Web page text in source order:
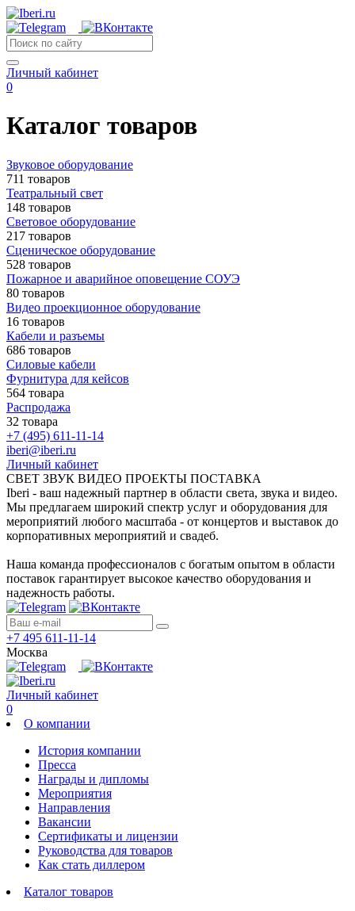
Личный кабинет
0
Каталог товаров
Звуковое оборудование
711 товаров
Театральный свет
148 товаров
Световое оборудование
217 товаров
Сценическое оборудование
528 товаров
Пожарное и аварийное оповещение СОУЭ
80 товаров
Видео проекционное оборудование
16 товаров
Кабели и разъемы
686 товаров
Силовые кабели
Фурнитура для кейсов
564 товара
Распродажа
32 товара
+7 (495) 611-11-14
iberi@iberi.ru
Личный кабинет
СВЕТ ЗВУК ВИДЕО ПРОЕКТЫ ПОСТАВКА
Iberi - ваш надежный партнер в области света, звука и видео.
Мы предлагаем широкий спектр услуг и оборудования для
мероприятий любого масштаба - от концертов и выставок до
корпоративных мероприятий и свадеб.
Наша команда профессионалов с богатым опытом в области
поставок гарантирует высокое качество оборудования и
надежность работы.
+7 495 611-11-14
Москва
Личный кабинет
0
О компании
История компании
Пресса
Награды и дипломы
Мероприятия
Направления
Вакансии
Сертификаты и лицензии
Руководства для товаров
Как стать диллером
Каталог товаров